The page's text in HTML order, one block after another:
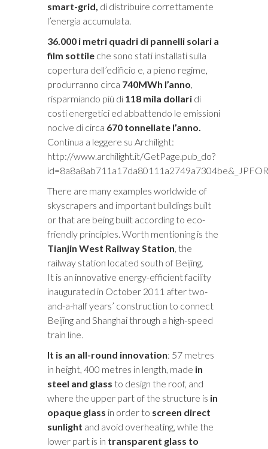
smart-grid, di distribuire correttamente
l’energia accumulata.
36.000 i metri quadri di pannelli solari a
film sottile che sono stati installati sulla
copertura dell’edificio e, a pieno regime,
produrranno circa 740MWh l’anno,
risparmiando più di 118 mila dollari di
costi energetici ed abbattendo le emissioni
nocive di circa 670 tonnellate l’anno.
Continua a leggere su Archilight:
http://www.archilight.it/GetPage.pub_do?
There are many examples worldwide of
skyscrapers and important buildings built
or that are being built according to eco-
friendly principles. Worth mentioning is the
Tianjin West Railway Station, the
railway station located south of Beijing.
It is an innovative energy-efficient facility
inaugurated in October 2011 after two-
and-a-half years’ construction to connect
Beijing and Shanghai through a high-speed
train line.
It is an all-round innovation: 57 metres
in height, 400 metres in length, made in
steel and glass to design the roof, and
where the upper part of the structure is in
opaque glass in order to screen direct
sunlight and avoid overheating, while the
lower part is in transparent glass to